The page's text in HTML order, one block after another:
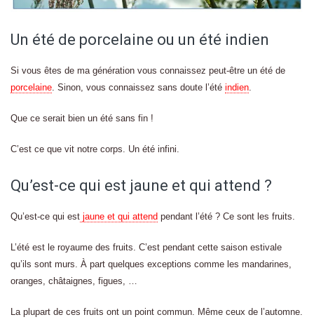
Un été de porcelaine ou un été indien
Si vous êtes de ma génération vous connaissez peut-être un été de
porcelaine . Sinon, vous connaissez sans doute l’été indien
Que ce serait bien un été sans fin !
C’est ce que vit notre corps. Un été infini.
Qu’est-ce qui est jaune et qui attend ?
Qu’est-ce qui est jaune et qui attend pendant l’été ? Ce sont les fruits.
L’été est le royaume des fruits. C’est pendant cette saison estivale
qu’ils sont murs. À part quelques exceptions comme les mandarines,
oranges, châtaignes, figues, …
La plupart de ces fruits ont un point commun. Même ceux de l’automne.